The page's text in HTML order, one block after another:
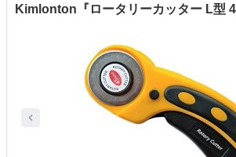
Kimlonton『ロータリーカッター L型